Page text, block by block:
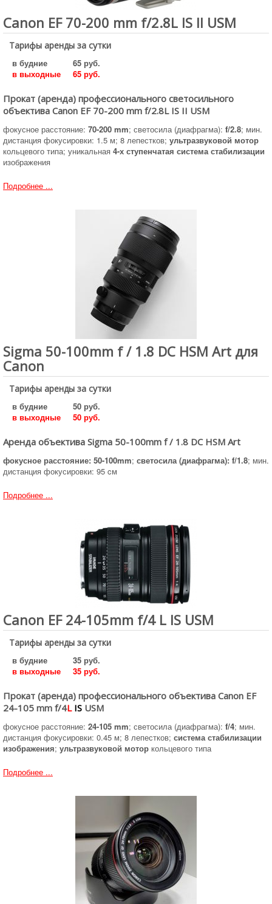
Canon EF 70-200 mm f/2.8L IS II USM
Тарифы аренды за сутки
в будние
65 руб.
в выходные
65 руб.
Прокат (аренда) профессионального светосильного
объектива Canon EF 70-200 mm f/2.8L IS II USM
фокусное расстояние: 70-200 mm; светосила (диафрагма): f/2.8; мин.
дистанция фокусировки: 1.5 м; 8 лепестков; ультразвуковой мотор
кольцевого типа; уникальная 4-х ступенчатая система стабилизации
изображения
Подробнее ...
Sigma 50-100mm f / 1.8 DC HSM Art для
Canon
Тарифы аренды за сутки
в будние
50 руб.
в выходные
50 руб.
Аренда объектива Sigma 50-100mm f / 1.8 DC HSM Art
фокусное расстояние: 50-100mm; светосила (диафрагма): f/1.8; мин.
дистанция фокусировки: 95 cм
Подробнее ...
Canon EF 24-105mm f/4 L IS USM
Тарифы аренды за сутки
в будние
35 руб.
в выходные
35 руб.
Прокат (аренда) профессионального объектива Canon EF
24-105 mm f/4L IS USM
фокусное расстояние: 24-105 mm; светосила (диафрагма): f/4; мин.
дистанция фокусировки: 0.45 м; 8 лепестков; система стабилизации
изображения; ультразвуковой мотор кольцевого типа
Подробнее ...